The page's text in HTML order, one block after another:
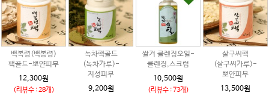
백복령(백봉령)
팩골드-뽀얀피부
12,300원
(리뷰수 : 28개)
녹차팩골드
(녹차가루)-
지성피부
9,200원
쌀겨 클렌징오일-
클렌징,스크럽
10,500원
(리뷰수 : 73개)
살구씨팩
(살구씨가루)-
뽀얀피부
13,500원